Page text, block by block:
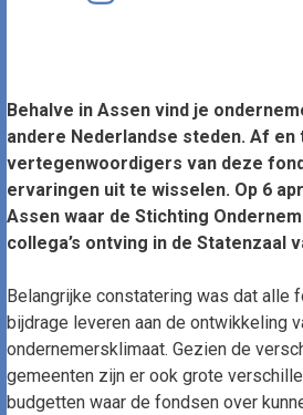
Behalve in Assen vind je
andere Nederlandse steden. Af en
vertegenwoordigers van deze
ervaringen uit te wisselen. Op 6
Assen waar de Stichting
collega’s ontving in de Statenzaal
Belangrijke constatering was dat alle
bijdrage leveren aan de ontwikkeling
ondernemersklimaat. Gezien de
gemeenten zijn er ook grote
budgetten waar de fondsen over